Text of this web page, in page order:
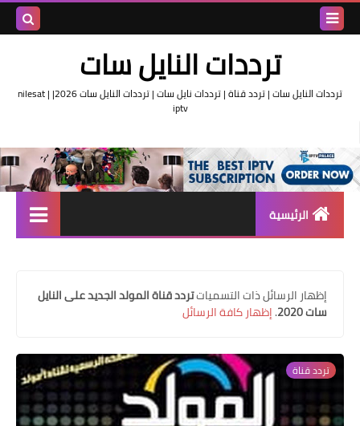
ترددات النايل سات
ترددات النايل سات | تردد قناة | ترددات نايل سات | ترددات النايل سات 2026| nilesat |
iptv
الرئيسية
اقوى ترددات النايل سات
تردد قناة
nilesat
‏إظهار الرسائل ذات التسمياتتردد قناة المولد الجديد على النايل
سات 2020
.إظهار كافة الرسائل
تردد قناة